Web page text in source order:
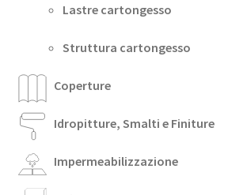
Lastre cartongesso
Struttura cartongesso
Coperture
Idropitture, Smalti e Finiture
Impermeabilizzazione